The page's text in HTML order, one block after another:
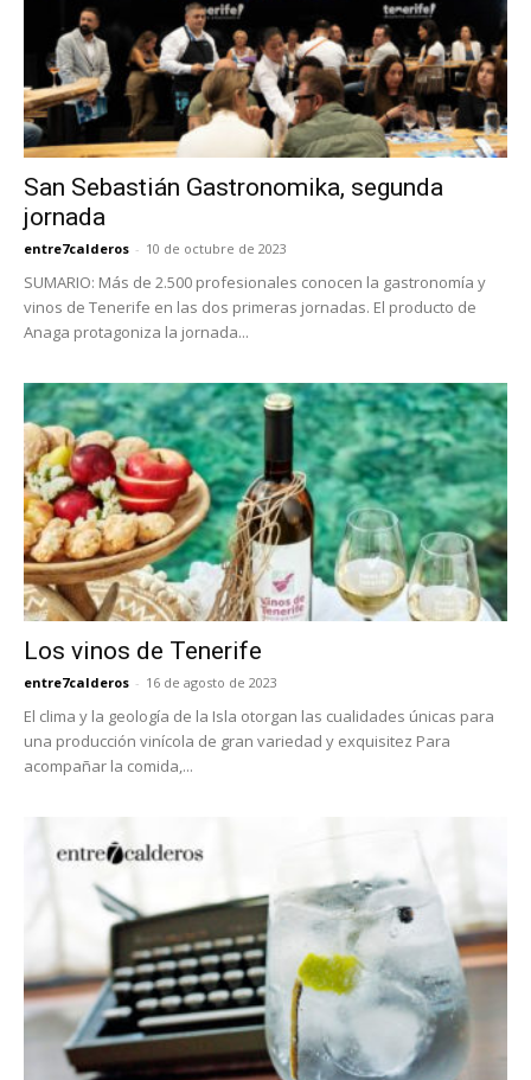
San Sebastián Gastronomika, segunda
jornada
entre7calderos - 10 de octubre de 2023
SUMARIO: Más de 2.500 profesionales conocen la gastronomía y
vinos de Tenerife en las dos primeras jornadas. El producto de
Anaga protagoniza la jornada...
Los vinos de Tenerife
entre7calderos - 16 de agosto de 2023
El clima y la geología de la Isla otorgan las cualidades únicas para
una producción vinícola de gran variedad y exquisitez Para
acompañar la comida,...